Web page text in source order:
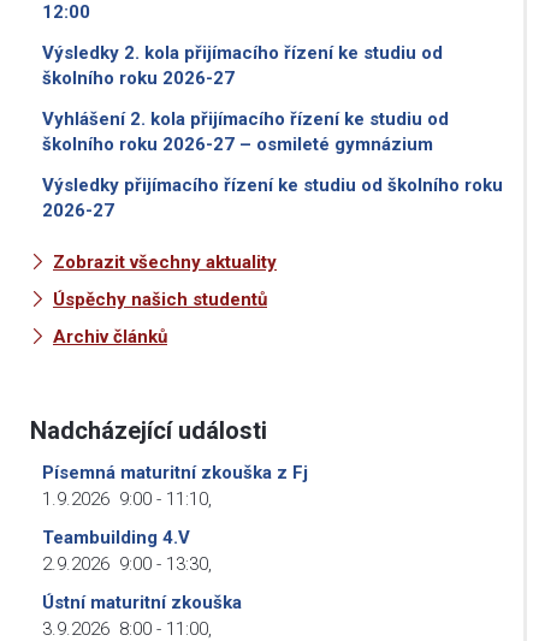
12:00
Výsledky 2. kola přijímacího řízení ke studiu od
školního roku 2026-27
Vyhlášení 2. kola přijímacího řízení ke studiu od
školního roku 2026-27 – osmileté gymnázium
Výsledky přijímacího řízení ke studiu od školního roku
2026-27
Zobrazit všechny aktuality
Úspěchy našich studentů
Archiv článků
Nadcházející události
Písemná maturitní zkouška z Fj
1.9.2026 9:00 - 11:10,
Teambuilding 4.V
2.9.2026 9:00 - 13:30,
Ústní maturitní zkouška
3.9.2026 8:00 - 11:00,